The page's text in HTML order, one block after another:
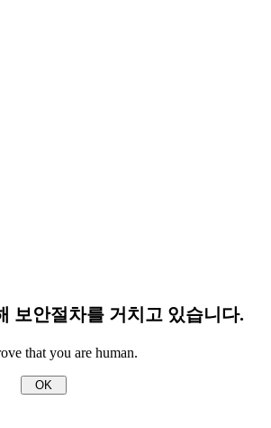
보안절차를 거치고 있습니다.
that you are human.